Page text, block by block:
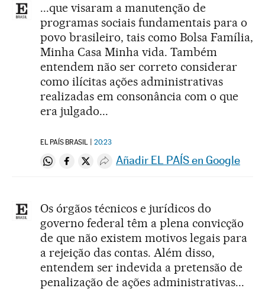
...que visaram a manutenção de
programas sociais fundamentais para o
povo brasileiro, tais como Bolsa Família,
Minha Casa Minha vida. Também
entendem não ser correto considerar
como ilícitas ações administrativas
realizadas em consonância com o que
era julgado...
EL PAÍS BRASIL 20:23
Compartir en Whatsapp
Compartir en Facebook
Compartir en Twitter
Desplegar Redes Sociales
Añadir EL PAÍS en Google
Os órgãos técnicos e jurídicos do
governo federal têm a plena convicção
de que não existem motivos legais para
a rejeição das contas. Além disso,
entendem ser indevida a pretensão de
penalização de ações administrativas...